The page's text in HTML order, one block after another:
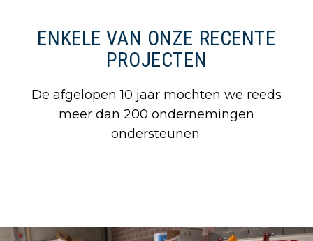
ENKELE VAN ONZE RECENTE
PROJECTEN
De afgelopen 10 jaar mochten we reeds
meer dan 200 ondernemingen
ondersteunen.